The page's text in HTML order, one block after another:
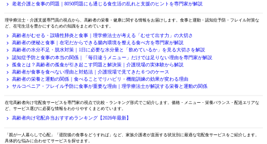
老老介護と食事の問題｜8050問題にも通じる食生活の乱れと支援のヒントを専門家が解説
理学療法士・介護支援専門員の視点から、高齢者の栄養・健康に関する情報をお届けします。食事と運動・認知症予防・フレイル対策な
ど、在宅生活を豊かにするための知識をまとめています。
高齢者がむせる・誤嚥性肺炎と食事｜理学療法士が考える「むせて出す力」の大切さ
高齢者の便秘と食事｜在宅だからできる腸内環境を整える食べ方を専門家が解説
高齢者の水分不足・脱水対策｜1日に必要な水分量と「飲めているか」を見る大切さを解説
認知症予防と食事の本当の関係｜「毎日違うメニュー」だけでは足りない理由を専門家が解説
孤食とは？高齢者の孤食が引き起こす問題と解決策｜介護現場の実体験から解説
高齢者が食事を食べない理由と対処法｜介護現場で見てきた６つのケース
高齢者の栄養と運動の関係｜食べることでリハビリ・機能訓練の効果が変わる理由
サルコペニア・フレイル予防に食事が重要な理由｜理学療法士が解説する栄養と運動の関係
在宅高齢者向け宅配食サービスを専門家の視点で比較・ランキング形式でご紹介します。価格・メニュー・栄養バランス・配送エリアな
ど、サービス選びに必要な情報をわかりやすくまとめています。
高齢者向け宅配弁当おすすめランキング【2026年最新】
「親が一人暮らしで心配」「退院後の食事をどうすれば」など、家族介護者が直面する状況別に最適な宅配食サービスをご紹介します。
具体的な悩みに合わせてサービスを探せます。